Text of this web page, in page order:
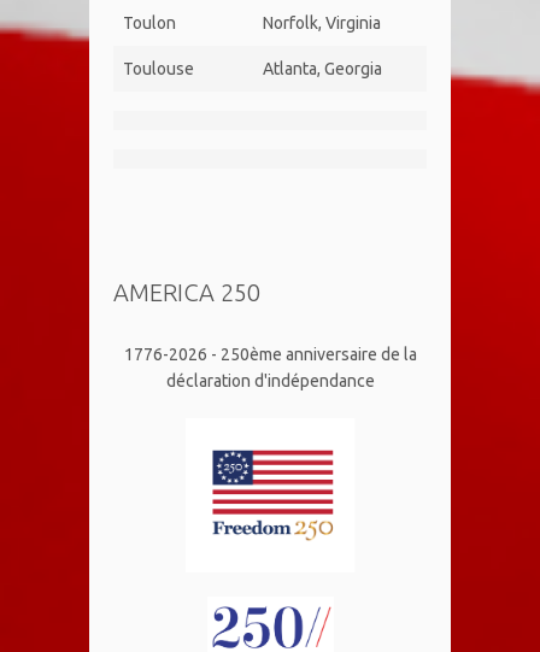
Toulon Norfolk, Virginia
Toulouse Atlanta, Georgia
AMERICA 250
1776-2026 - 250ème anniversaire de la
déclaration d'indépendance